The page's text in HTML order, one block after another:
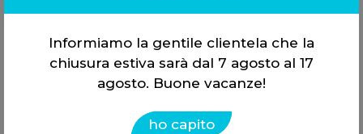
Lancer EVO
Nativa
Informiamo la gentile clientela che la
chiusura estiva sarà dal 7 agosto al 17
agosto. Buone vacanze!
ho capito